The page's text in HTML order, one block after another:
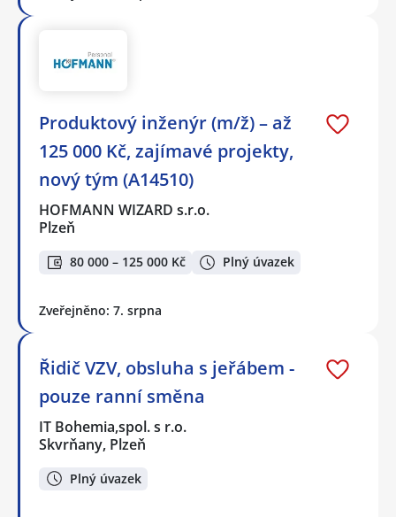
Produktový inženýr (m/ž) – až
125 000 Kč, zajímavé projekty,
nový tým (A14510)
HOFMANN WIZARD s.r.o.
Plzeň
80 000 – 125 000 Kč Plný úvazek
Zveřejněno: 7. srpna
Řidič VZV, obsluha s jeřábem -
pouze ranní směna
IT Bohemia,spol. s r.o.
Skvrňany, Plzeň
Plný úvazek